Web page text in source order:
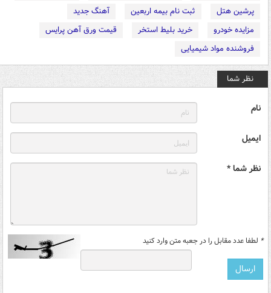
پرشین هتل
ثبت نام بیمه اربعین
آهنگ جدید
مزایده خودرو
خرید بلیط استخر
قیمت ورق آهن پرایس
فروشنده مواد شیمیایی
نظر شما
نام
ایمیل
نظر شما *
* لطفا عدد مقابل را در جعبه متن وارد کنید